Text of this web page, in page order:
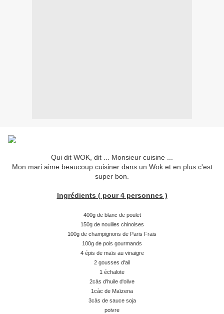
Qui dit WOK, dit ... Monsieur cuisine ...
Mon mari aime beaucoup cuisiner dans un Wok et en plus c'est
super bon.
Ingrédients ( pour 4 personnes )
400g de blanc de poulet
150g de nouilles chinoises
100g de champignons de Paris Frais
100g de pois gourmands
4 épis de maïs au vinaigre
2 gousses d'ail
1 échalote
2càs d'huile d'olive
1càc de Maïzena
3càs de sauce soja
poivre